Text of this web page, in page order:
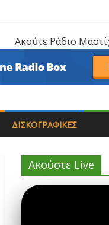
Ακούτε Ράδιο
ΔΙΣΚΟΓΡΑΦΙΚΈΣ
Ακούστε Live